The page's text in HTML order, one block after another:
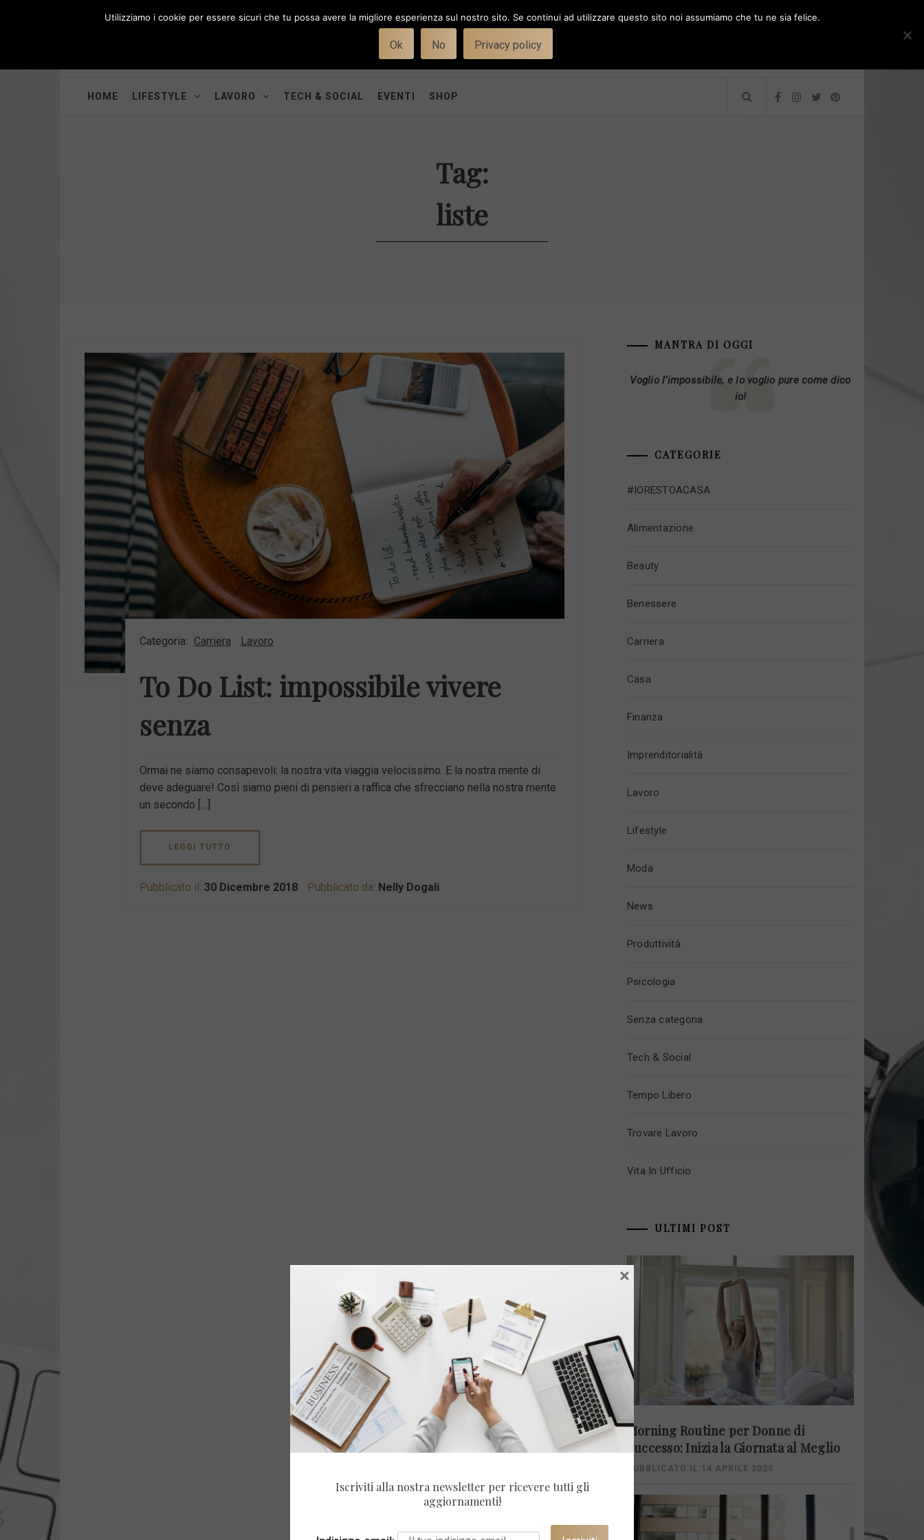
HOME LIFESTYLE LAVORO TECH & SOCIAL EVENTI SHOP
Tag:
liste
Categoria: Carriera Lavoro
To Do List: impossibile vivere
senza
Ormai ne siamo consapevoli: la nostra vita viaggia velocissimo. E la nostra mente di
deve adeguare! Così siamo pieni di pensieri a raffica che sfrecciano nella nostra mente
un secondo […]
LEGGI TUTTO
Pubblicato il: 30 Dicembre 2018 Pubblicato da: Nelly Dogali
MANTRA DI OGGI
Voglio l’impossibile, e lo voglio pure come dico
io!
CATEGORIE
#IORESTOACASA
Alimentazione
Beauty
Benessere
Carriera
Casa
Finanza
Imprenditorialità
Lavoro
Lifestyle
Moda
News
Produttività
Psicologia
Senza categoria
Tech & Social
Tempo Libero
Trovare Lavoro
Vita In Ufficio
ULTIMI POST
Morning Routine per Donne di
Successo: Inizia la Giornata al Meglio
PUBBLICATO IL:14 APRILE 2025
Utilizziamo i cookie per essere sicuri che tu possa avere la migliore esperienza sul nostro sito. Se continui ad utilizzare questo sito noi assumiamo che tu ne sia felice.
Ok No Privacy policy
Iscriviti alla nostra newsletter per ricevere tutti gli
aggiornamenti!
×